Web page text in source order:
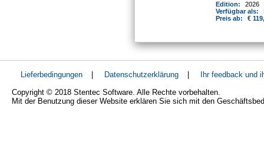
Edition:
2026
Verfügbar als:
Preis ab:
€
Lieferbedingungen | Datenschutzerklärung |
Ihr feedback und
Copyright © 2018 Stentec Software. Alle Rechte vorbehalten.
Mit der Benutzung dieser Website erklären Sie sich mit den